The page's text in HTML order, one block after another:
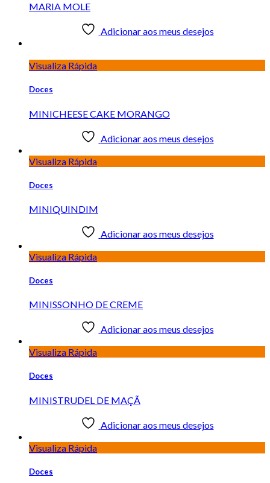
MARIA MOLE
Adicionar aos meus desejos
Visualiza Rápida
Doces
MINICHEESE CAKE MORANGO
Adicionar aos meus desejos
Visualiza Rápida
Doces
MINIQUINDIM
Adicionar aos meus desejos
Visualiza Rápida
Doces
MINISSONHO DE CREME
Adicionar aos meus desejos
Visualiza Rápida
Doces
MINISTRUDEL DE MAÇÃ
Adicionar aos meus desejos
Visualiza Rápida
Doces